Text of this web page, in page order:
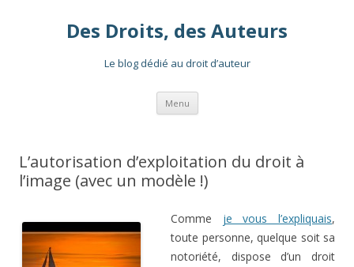
Des Droits, des Auteurs
Le blog dédié au droit d’auteur
Menu Aller
contenu
L’autorisation d’exploitation du droit à
l’image (avec un modèle !)
Comme je vous l’expliquais,
toute personne, quelque soit sa
notoriété, dispose d’un droit